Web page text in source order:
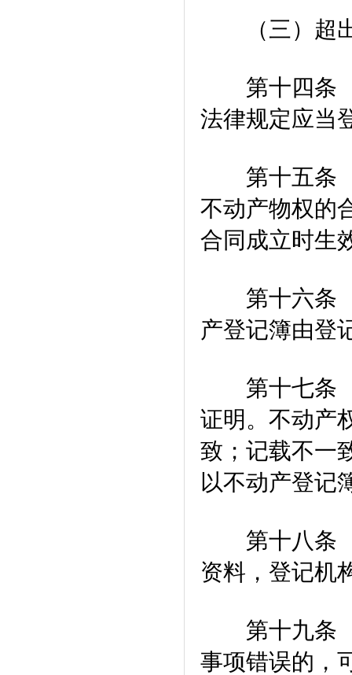
（三）超出
第十四条 不
法律规定应当
第十五条 当
不动产物权的
合同成立时生
第十六条 不
产登记簿由登
第十七条 不
证明。不动产
致；记载不一
以不动产登记
第十八条 权
资料，登记机
第十九条 权
事项错误的，